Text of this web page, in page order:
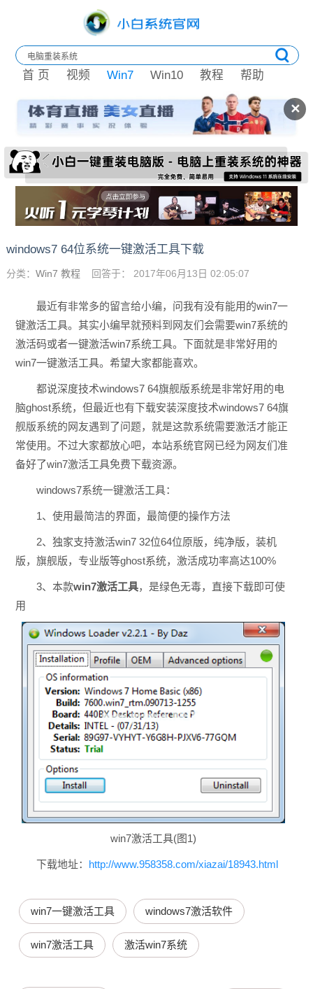
✕
首 页 视频 Win7 Win10 教程 帮助
windows7 64位系统一键激活工具下载
分类： Win7 教程 回答于： 2017年06月13日 02:05:07
最近有非常多的留言给小编，问我有没有能用的win7一
键激活工具。其实小编早就预料到网友们会需要win7系统的
激活码或者一键激活win7系统工具。下面就是非常好用的
win7一键激活工具。希望大家都能喜欢。
都说深度技术windows7 64旗舰版系统是非常好用的电
脑ghost系统，但最近也有下载安装深度技术windows7 64旗
舰版系统的网友遇到了问题，就是这款系统需要激活才能正
常使用。不过大家都放心吧，本站系统官网已经为网友们准
备好了win7激活工具免费下载资源。
windows7系统一键激活工具：
1、使用最简洁的界面，最简便的操作方法
2、独家支持激活win7 32位64位原版，纯净版，装机
版，旗舰版，专业版等ghost系统，激活成功率高达100%
3、本款win7激活工具，是绿色无毒，直接下载即可使
用
win7激活工具(图1)
下载地址： http://www.958358.com/xiazai/18943.html
win7一键激活工具 windows7激活软件
win7激活工具 激活win7系统